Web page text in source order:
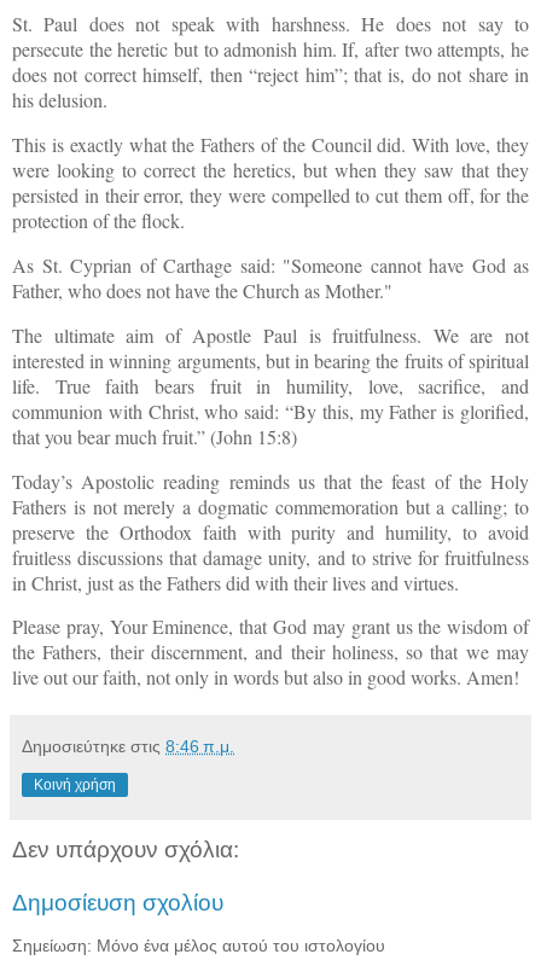
St. Paul does not speak with harshness. He does not say to
persecute the heretic but to admonish him. If, after two attempts, he
does not correct himself, then “reject him”; that is, do not share in
his delusion.
This is exactly what the Fathers of the Council did. With love, they
were looking to correct the heretics, but when they saw that they
persisted in their error, they were compelled to cut them off, for the
protection of the flock.
As St. Cyprian of Carthage said: "Someone cannot have God as
Father, who does not have the Church as Mother."
The ultimate aim of Apostle Paul is fruitfulness. We are not
interested in winning arguments, but in bearing the fruits of spiritual
life. True faith bears fruit in humility, love, sacrifice, and
communion with Christ, who said: “By this, my Father is glorified,
that you bear much fruit.” (John 15:8)
Today’s Apostolic reading reminds us that the feast of the Holy
Fathers is not merely a dogmatic commemoration but a calling; to
preserve the Orthodox faith with purity and humility, to avoid
fruitless discussions that damage unity, and to strive for fruitfulness
in Christ, just as the Fathers did with their lives and virtues.
Please pray, Your Eminence, that God may grant us the wisdom of
the Fathers, their discernment, and their holiness, so that we may
live out our faith, not only in words but also in good works. Amen!
Δημοσιεύτηκε στις 8:46 π.μ.
Κοινή χρήση
Δεν υπάρχουν σχόλια:
Δημοσίευση σχολίου
Σημείωση: Μόνο ένα μέλος αυτού του ιστολογίου